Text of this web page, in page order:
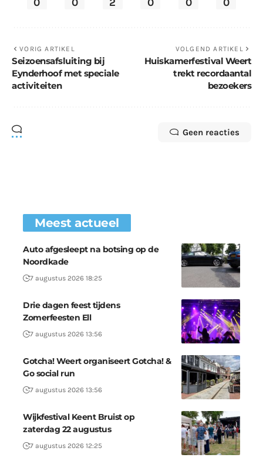
VORIG ARTIKEL
Seizoensafsluiting bij
Eynderhoof met speciale
activiteiten
VOLGEND ARTIKEL
Huiskamerfestival Weert
trekt recordaantal
bezoekers
Geen reacties
Meest actueel
Auto afgesleept na botsing op de
Noordkade
7 augustus 2026 18:25
Drie dagen feest tijdens
Zomerfeesten Ell
7 augustus 2026 13:56
Gotcha! Weert organiseert Gotcha! &
Go social run
7 augustus 2026 13:56
Wijkfestival Keent Bruist op
zaterdag 22 augustus
7 augustus 2026 12:25